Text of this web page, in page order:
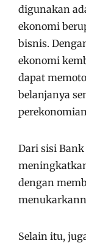
digunakan
ekonomi
bisnis.
ekonomi
dapat
belanjanya
Dari sisi
dengan
Selain itu,